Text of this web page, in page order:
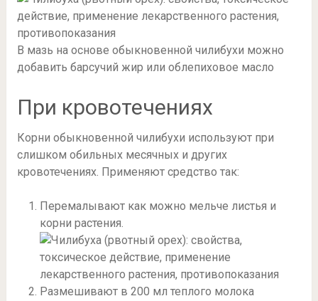
В мазь на основе обыкновенной чилибухи можно
добавить барсучий жир или облепиховое масло
При кровотечениях
Корни обыкновенной чилибухи используют при
слишком обильных месячных и других
кровотечениях. Применяют средство так:
Перемалывают как можно мельче листья и
корни растения.
Размешивают в 200 мл теплого молока